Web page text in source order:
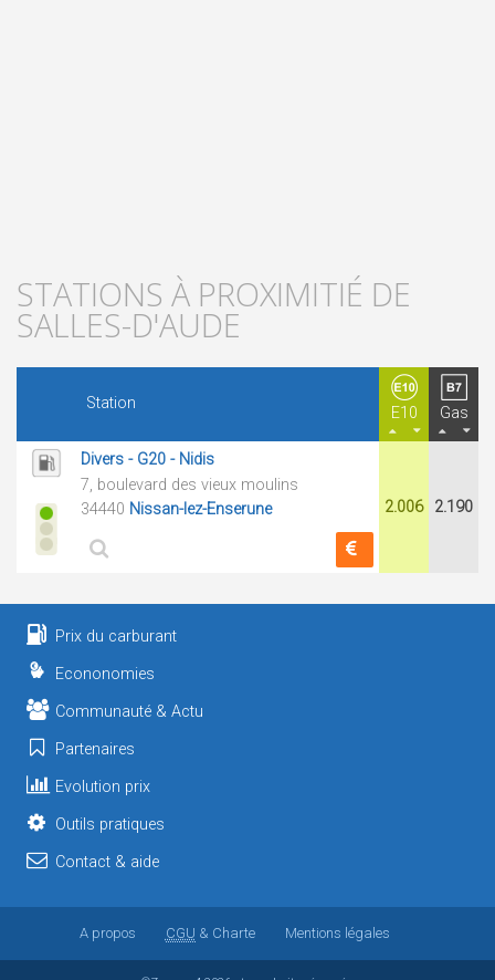
STATIONS À PROXIMITIÉ DE
SALLES-D'AUDE
Station
E10 Gas
Divers - G20 - Nidis
7, boulevard des vieux moulins
34440 Nissan-lez-Enserune 2.006 2.190
Prix du carburant
Econonomies
Communauté & Actu
Partenaires
Evolution prix
Outils pratiques
Contact & aide
A propos CGU & Charte Mentions légales